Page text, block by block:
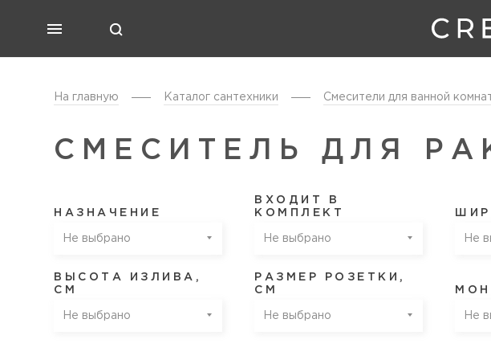
На главную Каталог cантехники Смесители для ванной
СМЕСИТЕЛЬ ДЛЯ
НАЗНАЧЕНИЕ
Не выбрано
ВХОДИТ В
КОМПЛЕКТ
Не выбрано Не
ВЫСОТА ИЗЛИВА,
СМ
Не выбрано
РАЗМЕР РОЗЕТКИ,
СМ
Не выбрано Не